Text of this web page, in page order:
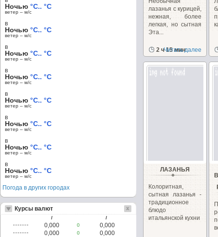
лазанья с курицей,
нежная, более
легкая, но сытная
Эта...
2 ч 15 мин
Читать далее
ЛАЗАНЬЯ
Колоритная,
сытная лазанья -
традиционное
блюдо
итальянской кухни
Ночью °C.. °C
ветер – м/c
в
Ночью °C.. °C
ветер – м/c
в
Ночью °C.. °C
ветер – м/c
в
Ночью °C.. °C
ветер – м/c
в
Ночью °C.. °C
ветер – м/c
в
Ночью °C.. °C
ветер – м/c
в
Ночью °C.. °C
ветер – м/c
в
Ночью °C.. °C
ветер – м/c
Погода в других городах
Курсы валют
/ /
0,000 0
0,000
0,000
0
0,000